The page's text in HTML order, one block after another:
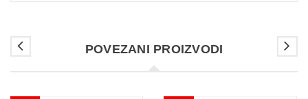
POVEZANI PROIZVODI